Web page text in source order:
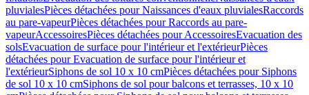
pluvialesPièces détachées pour Naissances d'eaux pluvialesRaccords
au pare-vapeurPièces détachées pour Raccords au pare-
vapeurAccessoiresPièces détachées pour AccessoiresEvacuation des
solsEvacuation de surface pour l'intérieur et l'extérieurPièces
détachées pour Evacuation de surface pour l'intérieur et
l'extérieurSiphons de sol 10 x 10 cmPièces détachées pour Siphons
de sol 10 x 10 cmSiphons de sol pour balcons et terrasses, 10 x 10